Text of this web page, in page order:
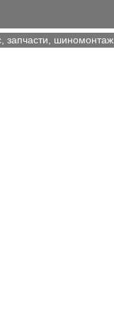
запчасти, шиномонтаж